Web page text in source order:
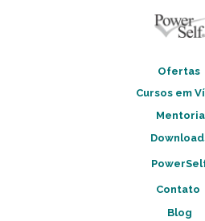
Ofertas
Cursos em
Contato
Blog
Mentoria